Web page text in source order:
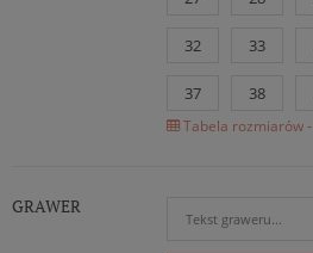
32 33
37 38
Tabela rozmiarów
GRAWER